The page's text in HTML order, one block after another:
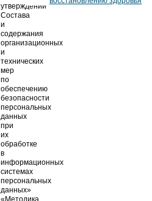
утверждении
Состава
и
содержания
организационных
и
технических
мер
по
обеспечению
безопасности
персональных
данных
при
их
обработке
в
информационных
системах
персональных
данных»
«Методика